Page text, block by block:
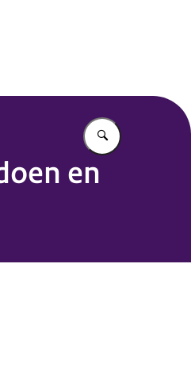
Vul in wat u
en